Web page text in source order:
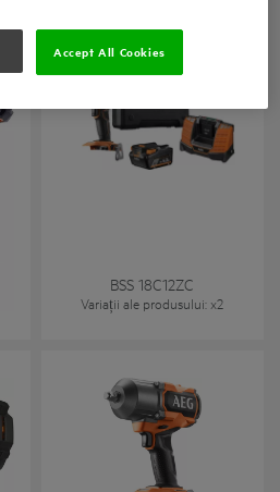
BSS 18C12ZC
Variații ale produsului: x2
Accept All Cookies